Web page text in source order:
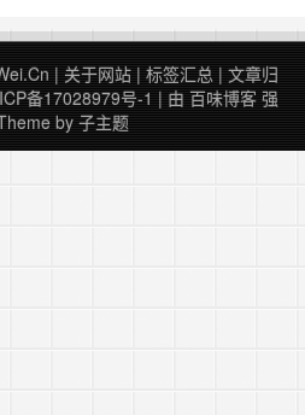
账号324524318密码
账号313062878密码
继续阅读 »
| 关于网站 | 标签汇总 | 文章归
备17028979号-1 | 由 百味博客 强
by 子主题